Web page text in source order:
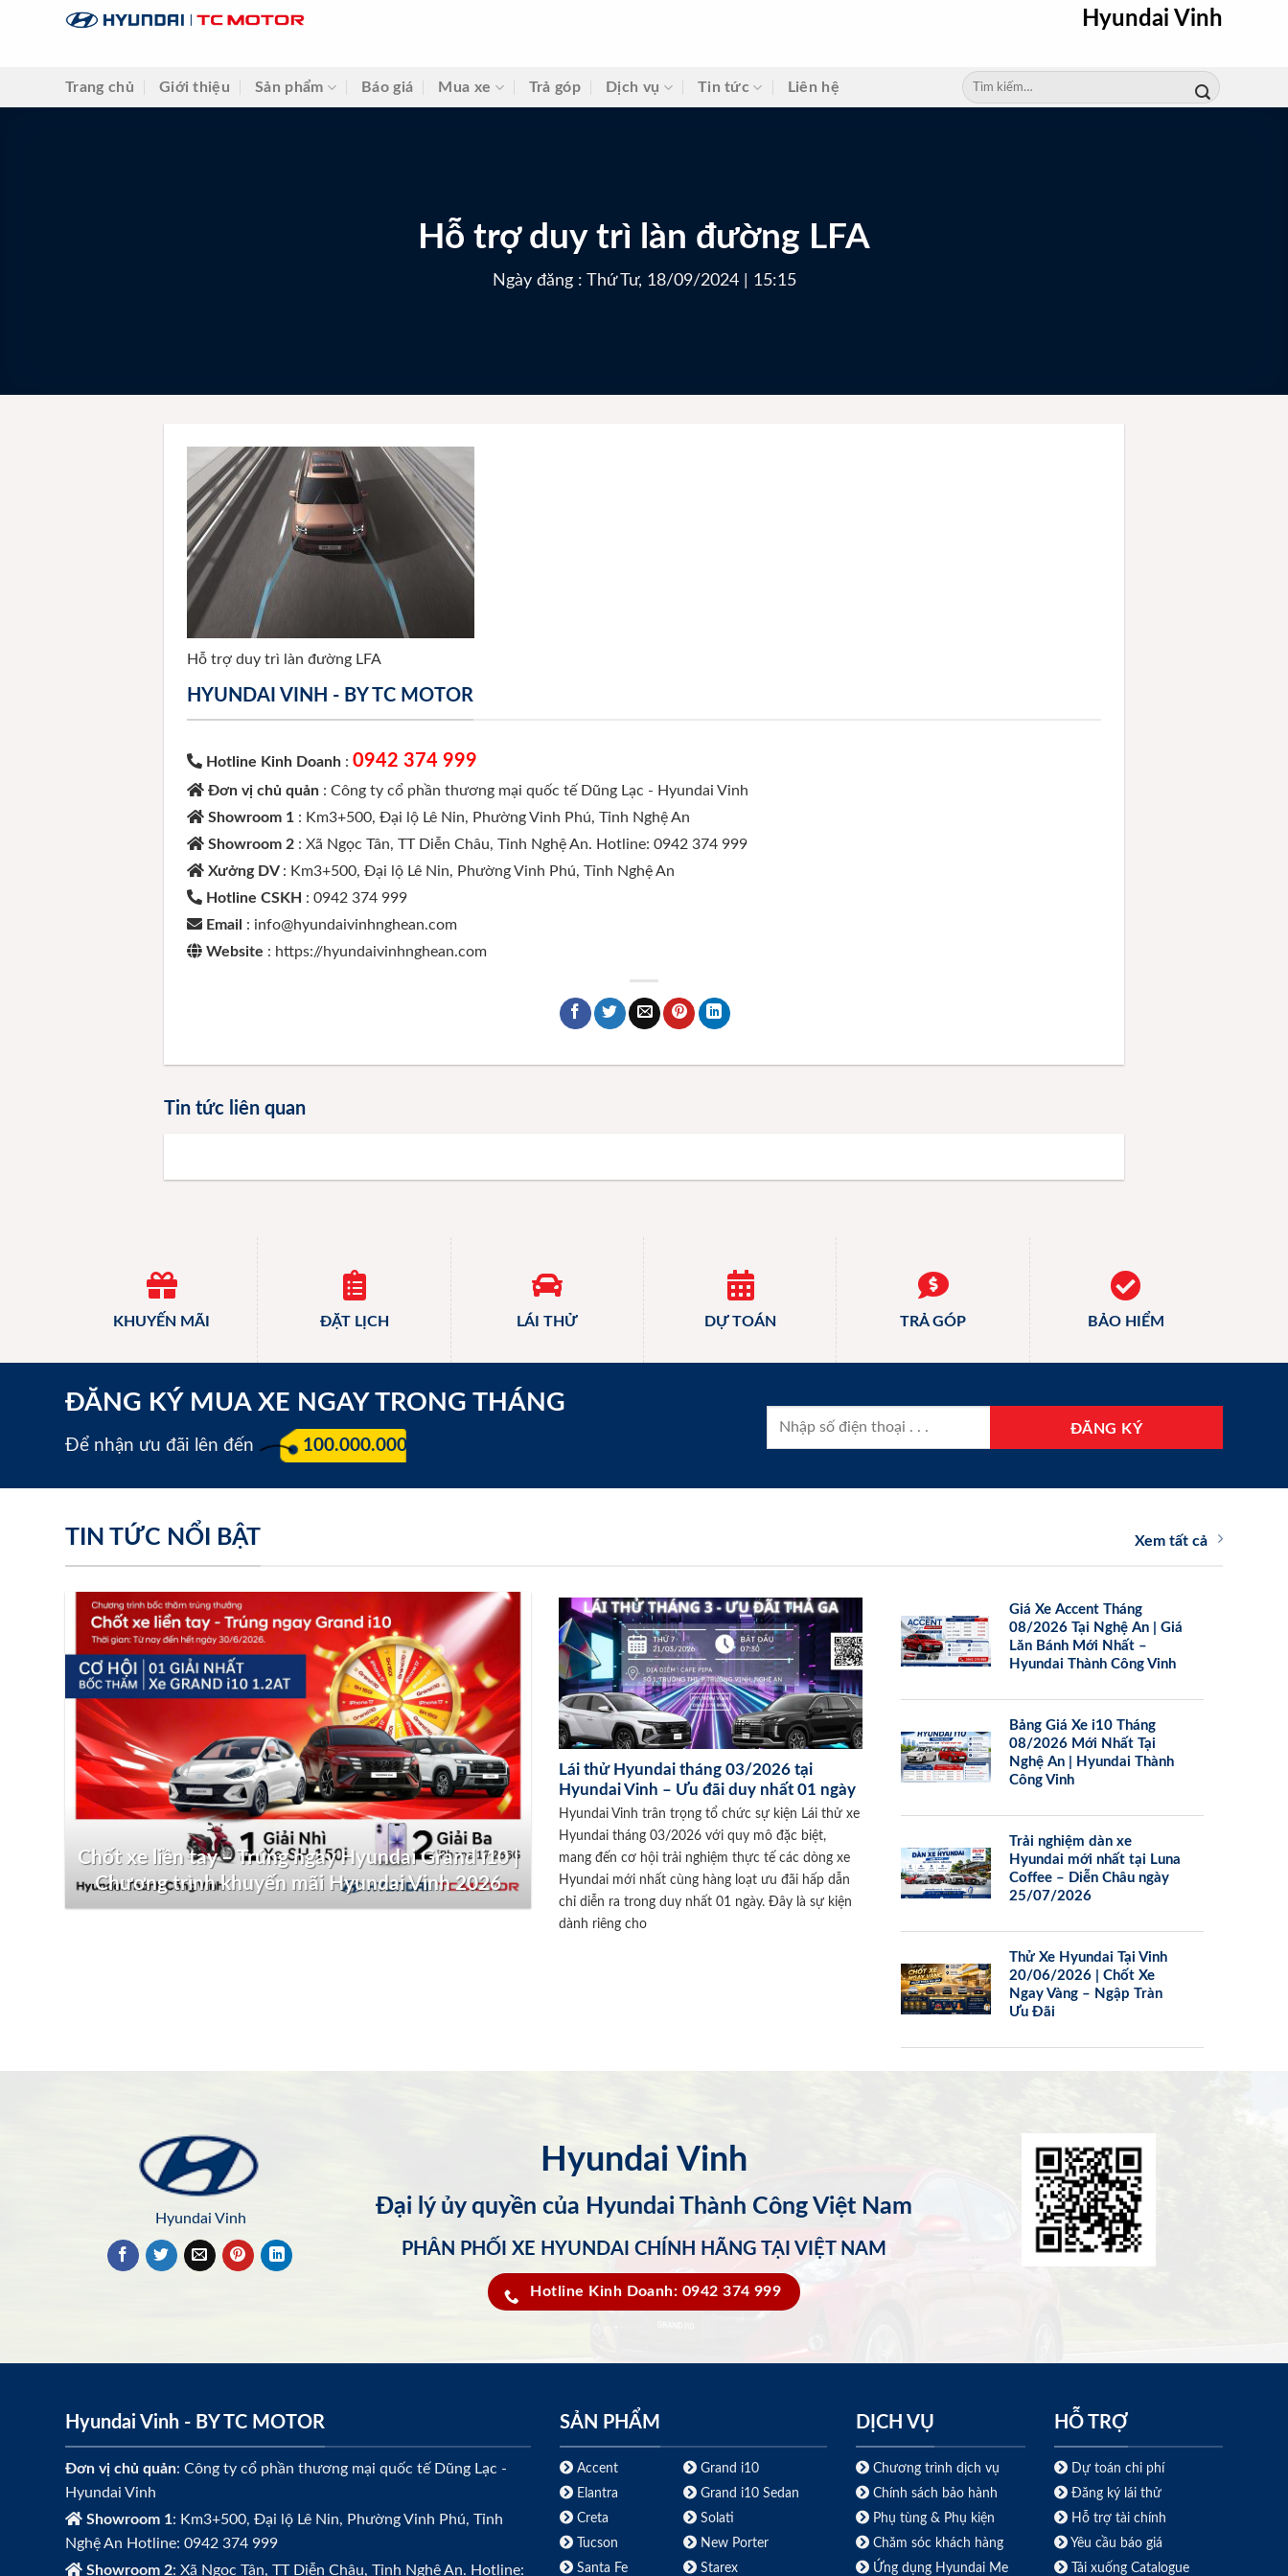
Hyundai Vinh
Trang chủ Giới thiệu Sản phẩm Báo giá Mua xe Trả góp Dịch vụ Tin tức Liên hệ
Tìm
kiếm:
Hỗ trợ duy trì làn đường LFA
Ngày đăng : Thứ Tư, 18/09/2024 | 15:15
Hỗ trợ duy trì làn đường LFA
HYUNDAI VINH - BY TC MOTOR
Hotline Kinh Doanh :0942 374 999
Đơn vị chủ quản : Công ty cổ phần thương mại quốc tế Dũng Lạc - Hyundai Vinh
Showroom 1 : Km3+500, Đại lộ Lê Nin, Phường Vinh Phú, Tỉnh Nghệ An
Showroom 2 : Xã Ngọc Tân, TT Diễn Châu, Tỉnh Nghệ An. Hotline: 0942 374 999
Xưởng DV : Km3+500, Đại lộ Lê Nin, Phường Vinh Phú, Tỉnh Nghệ An
Hotline CSKH : 0942 374 999
Email : info@hyundaivinhnghean.com
Website : https://hyundaivinhnghean.com
Tin tức liên quan
KHUYẾN MÃI ĐẶT LỊCH LÁI THỬ DỰ TOÁN TRẢ GÓP BẢO HIỂM
ĐĂNG KÝ MUA XE NGAY TRONG THÁNG
Để nhận ưu đãi lên đến 100.000.000 đ
TIN TỨC NỔI BẬT Xem tất cả
Chốt xe liền tay – Trúng ngay Hyundai Grand i10 |
Chương trình khuyến mãi Hyundai Vinh 2026
Lái thử Hyundai tháng 03/2026 tại
Hyundai Vinh – Ưu đãi duy nhất 01 ngày
Hyundai Vinh trân trọng tổ chức sự kiện Lái thử xe
Hyundai tháng 03/2026 với quy mô đặc biệt,
mang đến cơ hội trải nghiệm thực tế các dòng xe
Hyundai mới nhất cùng hàng loạt ưu đãi hấp dẫn
chỉ diễn ra trong duy nhất 01 ngày. Đây là sự kiện
dành riêng cho
Giá Xe Accent Tháng
08/2026 Tại Nghệ An | Giá
Lăn Bánh Mới Nhất –
Hyundai Thành Công Vinh
Bảng Giá Xe i10 Tháng
08/2026 Mới Nhất Tại
Nghệ An | Hyundai Thành
Công Vinh
Trải nghiệm dàn xe
Hyundai mới nhất tại Luna
Coffee – Diễn Châu ngày
25/07/2026
Thử Xe Hyundai Tại Vinh
20/06/2026 | Chốt Xe
Ngay Vàng – Ngập Tràn
Ưu Đãi
Hyundai Vinh
Hyundai Vinh
Đại lý ủy quyền của Hyundai Thành Công Việt Nam
PHÂN PHỐI XE HYUNDAI CHÍNH HÃNG TẠI VIỆT NAM
Hotline Kinh Doanh: 0942 374 999
Hyundai Vinh - BY TC MOTOR
Đơn vị chủ quản: Công ty cổ phần thương mại quốc tế Dũng Lạc -
Hyundai Vinh
Showroom 1: Km3+500, Đại lộ Lê Nin, Phường Vinh Phú, Tỉnh
Nghệ An Hotline: 0942 374 999
Showroom 2: Xã Ngọc Tân, TT Diễn Châu, Tỉnh Nghệ An. Hotline:
SẢN PHẨM
Accent
Elantra
Creta
Tucson
Santa Fe
Grand i10
Grand i10 Sedan
Solati
New Porter
Starex
DỊCH VỤ
Chương trình dịch vụ
Chính sách bảo hành
Phụ tùng & Phụ kiện
Chăm sóc khách hàng
Ứng dụng Hyundai Me
HỖ TRỢ
Dự toán chi phí
Đăng ký lái thử
Hỗ trợ tài chính
Yêu cầu báo giá
Tải xuống Catalogue